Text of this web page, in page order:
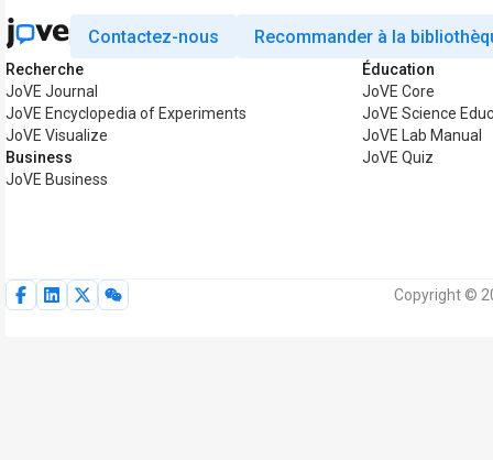
Contactez-nous Recommander à la
Recherche
JoVE Journal
JoVE Encyclopedia of Experiments
JoVE Visualize
Business
JoVE Business
Éducation
JoVE Core
JoVE Science
JoVE Lab Manual
JoVE Quiz
Copyright ©